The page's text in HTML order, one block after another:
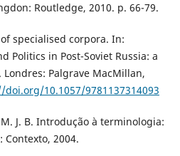
Routledge, 2010. p. 66-79.
specialised corpora. In:
Politics in Post-Soviet Russia: a
Palgrave MacMillan,
10.1057/9781137314093
M. J. B. Introdução à terminologia:
Contexto, 2004.